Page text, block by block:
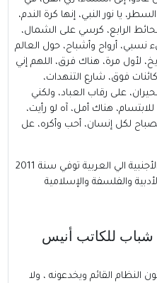
يا نور النبي، إنها كرة الندم،
الرابع، كرسي على الشمال،
نسبي، أرواح وأشباح، حول العالم
لأول مرة، هناك فرق، اللهم إني
فوق، شارع التنهدات،
على رقاب العباد، ولكني
هناك أمل، آه لو رأيت،
لكل إنسان، أحب وأكره، عل
كما أنه ترجم بعض الكتب والروايات الأجنبية الي العربية توفي سنة 2011
والفلسفة والإسلامية
للكاتب أنيس
النظام القائم ويخدعونه ، ولا